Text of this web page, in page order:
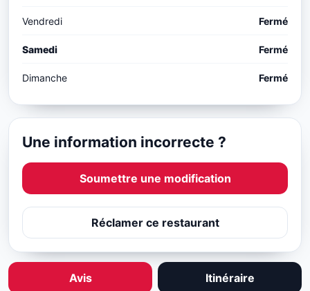
Vendredi Fermé
Samedi Fermé
Dimanche Fermé
Une information incorrecte ?
Soumettre une modification
Réclamer ce restaurant
Avis Itinéraire